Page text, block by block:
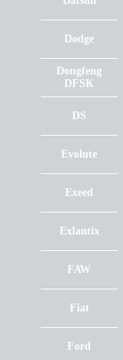
Dodge
Dongfeng
DFSK
DS
Evolute
Exeed
Exlantix
FAW
Fiat
Ford